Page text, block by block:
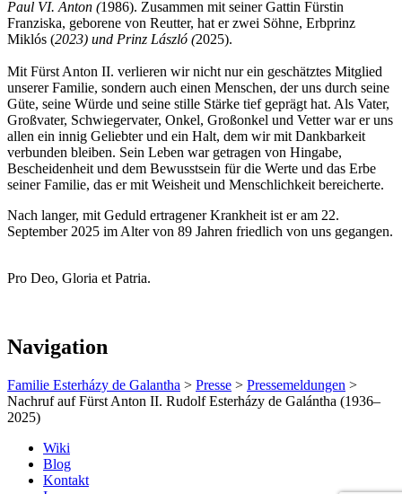
Paul VI. Anton (1986). Zusammen mit seiner Gattin Fürstin
Franziska, geborene von Reutter, hat er zwei Söhne, Erbprinz
Miklós (2023) und Prinz László (2025).
Mit Fürst Anton II. verlieren wir nicht nur ein geschätztes Mitglied
unserer Familie, sondern auch einen Menschen, der uns durch seine
Güte, seine Würde und seine stille Stärke tief geprägt hat. Als Vater,
Großvater, Schwiegervater, Onkel, Großonkel und Vetter war er uns
allen ein innig Geliebter und ein Halt, dem wir mit Dankbarkeit
verbunden bleiben. Sein Leben war getragen von Hingabe,
Bescheidenheit und dem Bewusstsein für die Werte und das Erbe
seiner Familie, das er mit Weisheit und Menschlichkeit bereicherte.
Nach langer, mit Geduld ertragener Krankheit ist er am 22.
September 2025 im Alter von 89 Jahren friedlich von uns gegangen.
Pro Deo, Gloria et Patria.
Navigation
Familie Esterházy de Galantha > Presse > Pressemeldungen >
Nachruf auf Fürst Anton II. Rudolf Esterházy de Galántha (1936–
2025)
Wiki
Blog
Kontakt